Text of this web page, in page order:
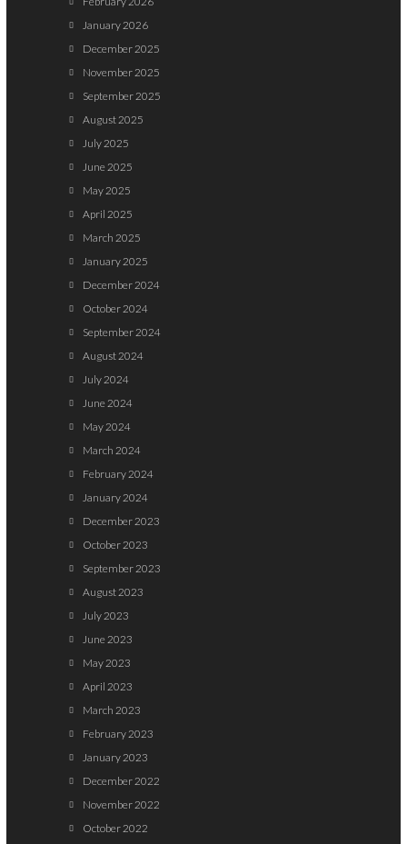
January 2026
December 2025
November 2025
September 2025
August 2025
July 2025
June 2025
May 2025
April 2025
March 2025
January 2025
December 2024
October 2024
September 2024
August 2024
July 2024
June 2024
May 2024
March 2024
February 2024
January 2024
December 2023
October 2023
September 2023
August 2023
July 2023
June 2023
May 2023
April 2023
March 2023
February 2023
January 2023
December 2022
November 2022
October 2022